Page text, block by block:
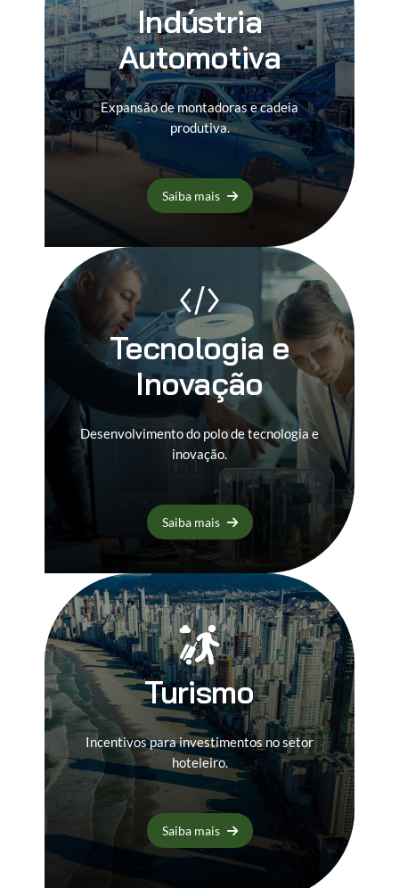
Indústria
Automotiva
Expansão de montadoras e cadeia
produtiva.
Saiba mais
Tecnologia e
Inovação
Desenvolvimento do polo de tecnologia e
inovação.
Saiba mais
Turismo
Incentivos para investimentos no setor
hoteleiro.
Saiba mais